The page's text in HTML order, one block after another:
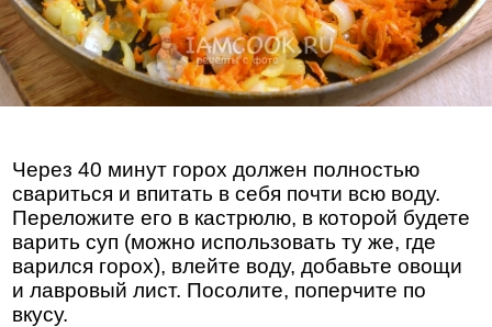
Через 40 минут горох должен полностью
свариться и впитать в себя почти всю воду.
Переложите его в кастрюлю, в которой будете
варить суп (можно использовать ту же, где
варился горох), влейте воду, добавьте овощи
и лавровый лист. Посолите, поперчите по
вкусу.